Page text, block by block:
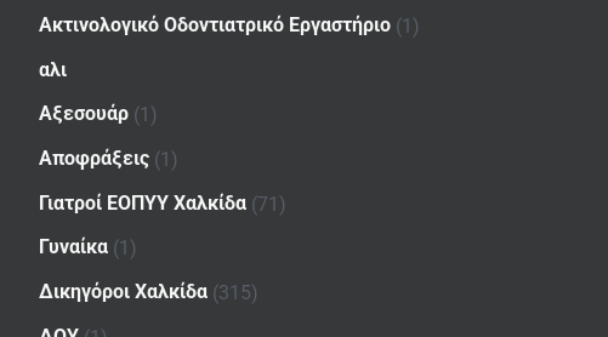
Ακτινολογικό Οδοντιατρικό Εργαστήριο (1)
αλι
Αξεσουάρ (1)
Αποφράξεις (1)
Γιατροί ΕΟΠΥΥ Χαλκίδα (71)
Γυναίκα (1)
Δικηγόροι Χαλκίδα (315)